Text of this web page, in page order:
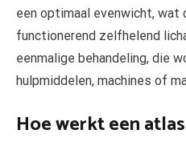
een optimaal evenwicht, wat
functionerend zelfhelend
eenmalige behandeling, die
hulpmiddelen, machines of
Hoe werkt een